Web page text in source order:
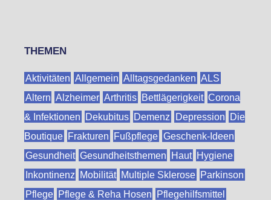
THEMEN
Aktivitäten Allgemein Alltagsgedanken ALS
Altern Alzheimer Arthritis Bettlägerigkeit Corona
& Infektionen
Dekubitus Demenz Depression
Die
Boutique Frakturen Fußpflege Geschenk-Ideen
Gesundheit Gesundheitsthemen Haut Hygiene
Inkontinenz
Mobilität Multiple Sklerose Parkinson
Pflege
Pflege & Reha Hosen
Pflegehilfsmittel